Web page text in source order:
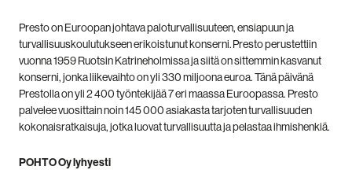
Presto on Euroopan johtava paloturvallisuuteen, ensiapuun ja
turvallisuuskoulutukseen erikoistunut konserni. Presto perustettiin
vuonna 1959 Ruotsin Katrineholmissa ja siitä on sittemmin kasvanut
konserni, jonka liikevaihto on yli 330 miljoona euroa. Tänä päivänä
Prestolla on yli 2 400 työntekijää 7 eri maassa Euroopassa. Presto
palvelee vuosittain noin 145 000 asiakasta tarjoten turvallisuuden
kokonaisratkaisuja, jotka luovat turvallisuutta ja pelastaa ihmishenkiä.
POHTO Oy lyhyesti